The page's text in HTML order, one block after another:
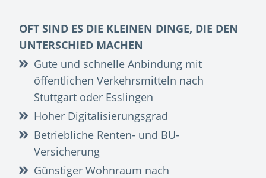
OFT SIND ES DIE KLEINEN DINGE, DIE DEN
UNTERSCHIED MACHEN
Gute und schnelle Anbindung mit
öffentlichen Verkehrsmitteln nach
Stuttgart oder Esslingen
Hoher Digitalisierungsgrad
Betriebliche Renten- und BU-
Versicherung
Günstiger Wohnraum nach